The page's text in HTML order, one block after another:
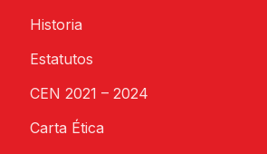
Historia
Estatutos
CEN 2021 – 2024
Carta Ética